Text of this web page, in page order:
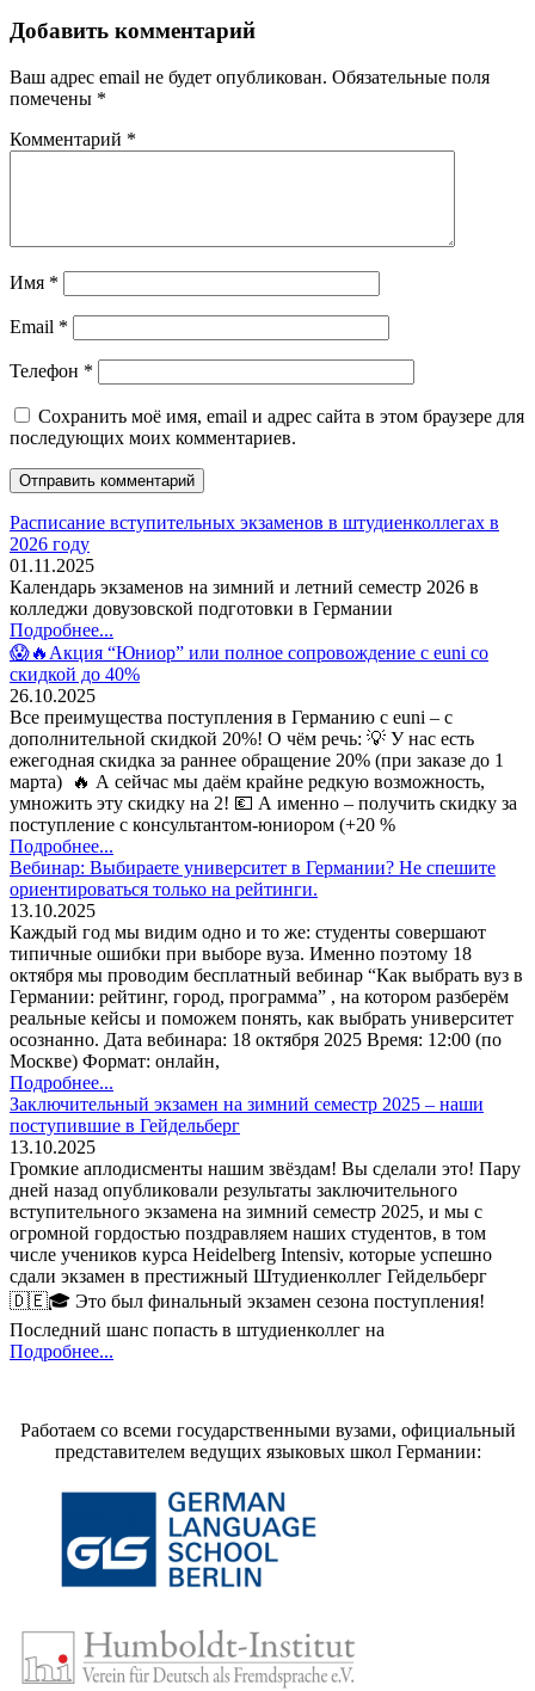
Добавить комментарий
Ваш адрес email не будет опубликован. Обязательные поля
помечены *
Комментарий *
Имя *
Email *
Телефон *
Сохранить моё имя, email и адрес сайта в этом браузере для
последующих моих комментариев.
Расписание вступительных экзаменов в штудиенколлегах в
2026 году
01.11.2025
Календарь экзаменов на зимний и летний семестр 2026 в
колледжи довузовской подготовки в Германии
Подробнее...
😱🔥Акция “Юниор” или полное сопровождение с euni со
скидкой до 40%
26.10.2025
Все преимущества поступления в Германию с euni – с
дополнительной скидкой 20%! О чём речь: 💡 У нас есть
ежегодная скидка за раннее обращение 20% (при заказе до 1
марта) 🔥 А сейчас мы даём крайне редкую возможность,
умножить эту скидку на 2! 💶 А именно – получить скидку за
поступление с консультантом-юниором (+20 %
Подробнее...
Вебинар: Выбираете университет в Германии? Не спешите
ориентироваться только на рейтинги.
13.10.2025
Каждый год мы видим одно и то же: студенты совершают
типичные ошибки при выборе вуза. Именно поэтому 18
октября мы проводим бесплатный вебинар “Как выбрать вуз в
Германии: рейтинг, город, программа” , на котором разберём
реальные кейсы и поможем понять, как выбрать университет
осознанно. Дата вебинара: 18 октября 2025 Время: 12:00 (по
Москве) Формат: онлайн,
Подробнее...
Заключительный экзамен на зимний семестр 2025 – наши
поступившие в Гейдельберг
13.10.2025
Громкие аплодисменты нашим звёздам! Вы сделали это! Пару
дней назад опубликовали результаты заключительного
вступительного экзамена на зимний семестр 2025, и мы с
огромной гордостью поздравляем наших студентов, в том
числе учеников курса Heidelberg Intensiv, которые успешно
сдали экзамен в престижный Штудиенколлег Гейдельберг
🇩🇪🎓 Это был финальный экзамен сезона поступления!
Последний шанс попасть в штудиенколлег на
Подробнее...
Работаем со всеми государственными вузами, официальный
представителем ведущих языковых школ Германии: